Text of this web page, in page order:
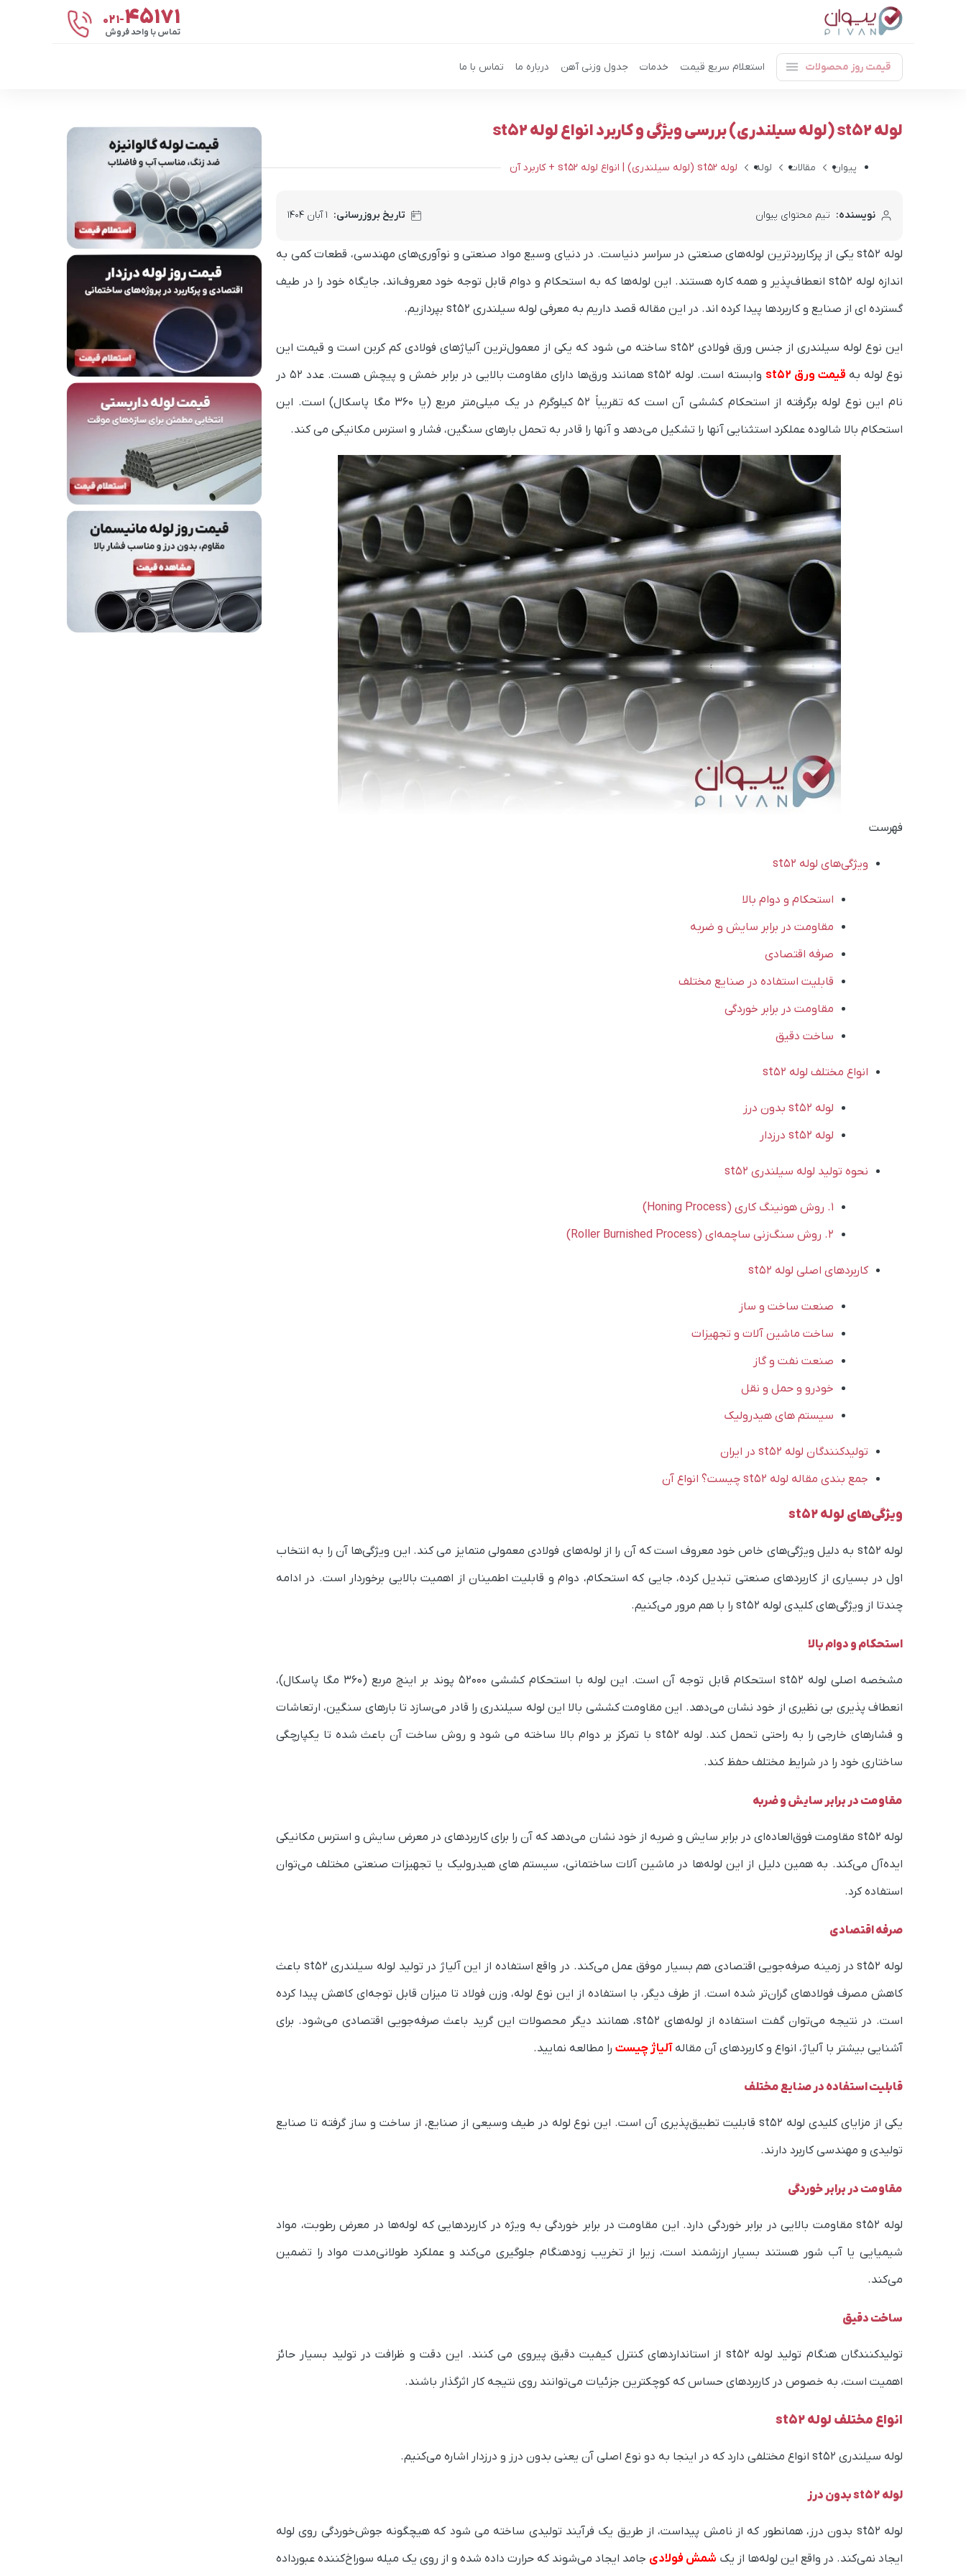
021-۴۵۱۷۱
تماس با واحد فروش
قیمت روز محصولات استعلام سریع قیمت خدمات جدول وزنی آهن درباره ما تماس با ما
لوله st52 (لوله سیلندری) بررسی ویژگی و کاربرد انواع لوله st52
پیوان مقالات لوله لوله st52 (لوله سیلندری) | انواع لوله st52 + کاربرد آن
نویسنده: تیم محتوای پیوان تاریخ بروزرسانی: ۱ آبان ۱۴۰۴
لوله st52 یکی از پرکاربردترین لوله‌های صنعتی در سراسر دنیاست. در دنیای وسیع مواد صنعتی و نوآوری‌های مهندسی، قطعات کمی به
اندازه لوله st52 انعطاف‌پذیر و همه کاره هستند. این لوله‌ها که به استحکام و دوام قابل توجه خود معروف‌اند، جایگاه خود را در طیف
گسترده ای از صنایع و کاربردها پیدا کرده اند. در این مقاله قصد داریم به معرفی لوله سیلندری st52 بپردازیم.
این نوع لوله سیلندری از جنس ورق فولادی st52 ساخته می شود که یکی از معمول‌ترین آلیاژهای فولادی کم کربن است و قیمت این
نوع لوله به قیمت ورق st52 وابسته است.
لوله st52 همانند ورق‌ها دارای مقاومت بالایی در برابر خمش و پیچش هست. عدد 52 در
نام این نوع لوله برگرفته از استحکام کششی آن است که تقریباً 52 کیلوگرم در یک میلی‌متر مربع (یا 360 مگا پاسکال) است. این
استحکام بالا شالوده عملکرد استثنایی آنها را تشکیل می‌دهد و آنها را قادر به تحمل بارهای سنگین، فشار و استرس مکانیکی می کند.
فهرست
ویژگی‌های لوله st52
استحکام و دوام بالا
مقاومت در برابر سایش و ضربه
صرفه اقتصادی
قابلیت استفاده در صنایع مختلف
مقاومت در برابر خوردگی
ساخت دقیق
انواع مختلف لوله st52
لوله st52 بدون درز
لوله st52 درزدار
نحوه تولید لوله سیلندری st52
1. روش هونینگ کاری (Honing Process)
2. روش سنگ‌زنی ساچمه‌ای (Roller Burnished Process)
کاربردهای اصلی لوله st52
صنعت ساخت و ساز
ساخت ماشین آلات و تجهیزات
صنعت نفت و گاز
خودرو و حمل و نقل
سیستم های هیدرولیک
تولیدکنندگان لوله st52 در ایران
جمع بندی مقاله لوله st52 چیست؟ انواع آن
ویژگی‌های لوله st52
لوله st52 به دلیل ویژگی‌های خاص خود معروف است که آن را از لوله‌های فولادی معمولی متمایز می کند. این ویژگی‌ها آن را به انتخاب
اول در بسیاری از کاربردهای صنعتی تبدیل کرده، جایی که استحکام، دوام و قابلیت اطمینان از اهمیت بالایی برخوردار است. در ادامه
چندتا از ویژگی‌های کلیدی لوله st52 را با هم مرور می‌کنیم.
استحکام و دوام بالا
مشخصه اصلی لوله st52 استحکام قابل توجه آن است. این لوله‌ با استحکام کششی 52000 پوند بر اینچ مربع (360 مگا پاسکال)،
انعطاف پذیری بی نظیری از خود نشان می‌دهد. این مقاومت کششی بالا این لوله سیلندری را قادر می‌سازد تا بارهای سنگین، ارتعاشات
و فشارهای خارجی را به راحتی تحمل کند. لوله st52 با تمرکز بر دوام بالا ساخته می شود و روش ساخت آن باعث شده تا یکپارچگی
ساختاری خود را در شرایط مختلف حفظ کند.
مقاومت در برابر سایش و ضربه
لوله st52 مقاومت فوق‌العاده‌ای در برابر سایش و ضربه از خود نشان می‌دهد که آن‌ را برای کاربردهای در معرض سایش و استرس مکانیکی
ایده‌آل می‌کند. به همین دلیل از این لوله‌ها در ماشین آلات ساختمانی، سیستم های هیدرولیک یا تجهیزات صنعتی مختلف می‌توان
استفاده کرد.
صرفه اقتصادی
لوله st52 در زمینه صرفه‌جویی اقتصادی هم بسیار موفق عمل می‌کند. در واقع استفاده از این آلیاژ در تولید لوله سیلندری st52 باعث
کاهش مصرف فولادهای گران‌تر شده است. از طرف دیگر، با استفاده از این نوع لوله، وزن فولاد ‌تا میزان قابل توجه‌ای کاهش پیدا کرده
است. در نتیجه می‌توان گفت استفاده از لوله‌های st52، همانند دیگر محصولات این گرید باعث صرفه‌جویی اقتصادی می‌شود. برای
آشنایی بیشتر با آلیاژ، انواع و کاربردهای آن مقالهآلیاژ چیست را مطالعه نمایید.
قابلیت استفاده در صنایع مختلف
یکی از مزایای کلیدی لوله st52 قابلیت تطبیق‌پذیری آن است. این نوع لوله در طیف وسیعی از صنایع، از ساخت و ساز گرفته تا صنایع
تولیدی و مهندسی کاربرد دارند.
مقاومت در برابر خوردگی
لوله st52 مقاومت بالایی در برابر خوردگی دارد. این مقاومت در برابر خوردگی به ویژه در کاربردهایی که لوله‌ها در معرض رطوبت، مواد
شیمیایی یا آب شور هستند بسیار ارزشمند است، زیرا از تخریب زودهنگام جلوگیری می‌کند و عملکرد طولانی‌مدت مواد را تضمین
می‌کند.
ساخت دقیق
تولیدکنندگان هنگام تولید لوله st52 از استانداردهای کنترل کیفیت دقیق پیروی می کنند. این دقت و ظرافت در تولید بسیار حائز
اهمیت است، به خصوص در کاربردهای حساس که کوچکترین جزئیات می‌توانند روی نتیجه کار اثرگذار باشند.
انواع مختلف لوله st52
لوله سیلندری st52 انواع مختلفی دارد که در اینجا به دو نوع اصلی آن یعنی بدون درز و درزدار اشاره می‌کنیم.
لوله st52 بدون درز
لوله st52 بدون درز، همانطور که از نامش پیداست، از طریق یک فرآیند تولیدی ساخته می شود که هیچگونه جوش‌خوردگی روی لوله
ایجاد نمی‌کند. در واقع این لوله‌ها از یک شمش فولادی جامد ایجاد می‌شوند که حرارت داده شده و از روی یک میله سوراخ‌کننده عبورداده